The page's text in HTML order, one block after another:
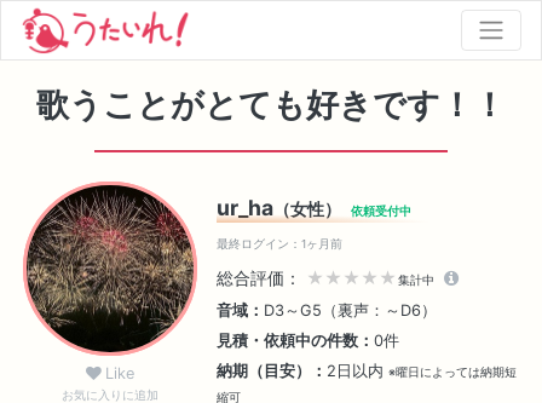
歌うことがとても好きです！！
Like
お気に入りに追加
ur_ha（女性） 依頼受付中
最終ログイン：1ヶ月前
総合評価： ★★★★★ 集計中
音域： D3～G5（裏声：～D6）
見積・依頼中の件数： 0件
納期（目安）： 2日以内 ※曜日によっては納期短
縮可